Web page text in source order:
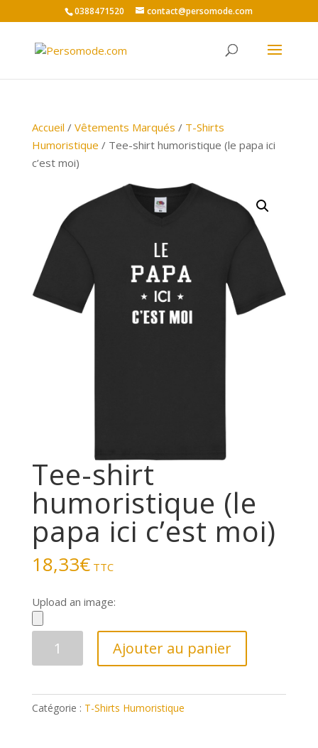
0388471520 contact@persomode.com
Accueil / Vêtements Marqués / T-Shirts
Humoristique / Tee-shirt humoristique (le papa ici
c’est moi)
Tee-shirt
humoristique (le
papa ici c’est moi)
18,33€ TTC
Upload an image:
shirt
humoristique
Ajouter au panier
Catégorie : T-Shirts Humoristique